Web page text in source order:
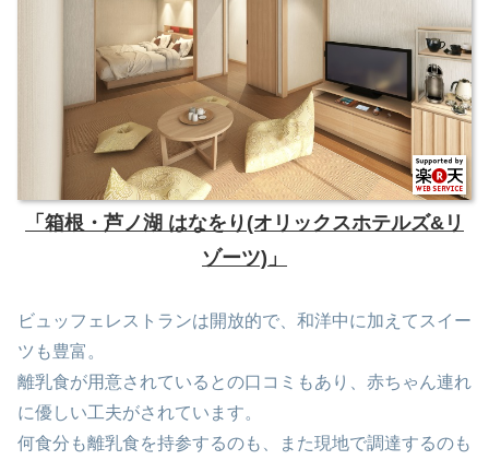
「箱根・芦ノ湖 はなをり(オリックスホテルズ&リ
ゾーツ)」
ビュッフェレストランは開放的で、和洋中に加えてスイー
ツも豊富。
離乳食が用意されているとの口コミもあり、赤ちゃん連れ
に優しい工夫がされています。
何食分も離乳食を持参するのも、また現地で調達するのも